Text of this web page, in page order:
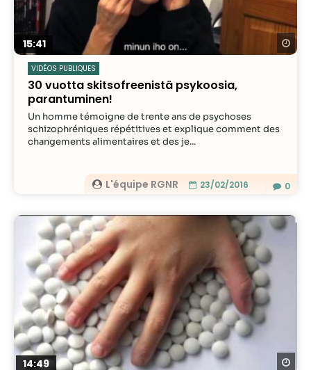
15:41
VIDÉOS PUBLIQUES
30 vuotta skitsofreenistä psykoosia,
parantuminen!
L'équipe RGNR 23/02/2016
Un homme témoigne de trente ans de psychoses
schizophréniques répétitives et explique comment des
changements alimentaires et des je...
0
14:49